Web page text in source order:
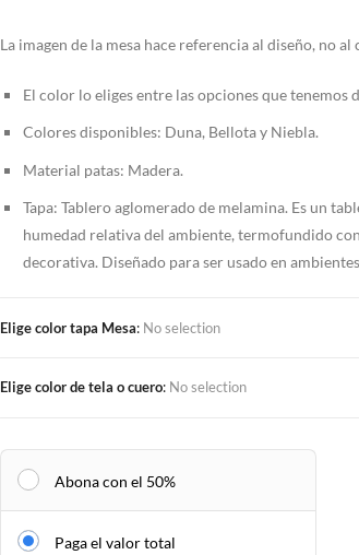
La imagen de la mesa hace referencia al diseño, no al
El color lo eliges entre las opciones que tenemos
Colores disponibles: Duna, Bellota y Niebla.
Material patas: Madera.
Tapa: Tablero aglomerado de melamina. Es un
humedad relativa del ambiente, termofundido
decorativa. Diseñado para ser usado en
Elige color tapa Mesa: No selection
Elige color de tela o cuero: No selection
Abona con el 50%
Paga el valor total